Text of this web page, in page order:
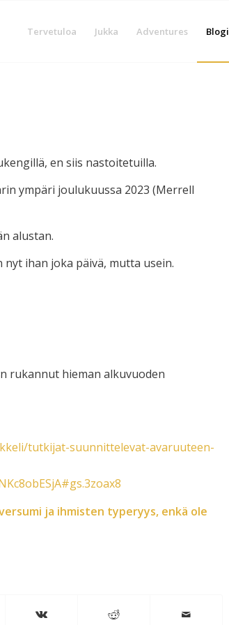
Tervetuloa Jukka Adventures Blogi
en siis nastoitetuilla.
ympäri joulukuussa 2023 (Merrell
alustan.
ihan joka päivä, mutta usein.
rukannut hieman alkuvuoden
tutkijat-suunnittelevat-avaruuteen-
ja ihmisten typeryys, enkä ole